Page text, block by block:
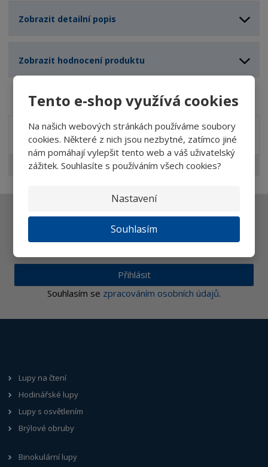
Tento e-shop využívá cookies
Na našich webových stránkách používáme soubory
cookies. Některé z nich jsou nezbytné, zatímco jiné
nám pomáhají vylepšit tento web a váš uživatelský
zážitek. Souhlasíte s používáním všech cookies?
Nastavení
Souhlasím
Zobrazit detailní popis
Zobrazit hodnocení produktu
Akční nabídky
Doporučujeme
Ať vám nic neunikne
Přihlásit
Souhlasím se zpracováním osobních údajů.
Lupy na čtení
Hodinářské lupy
Lupy s osvětlením
Brýlové obruby
Binokulární lupy